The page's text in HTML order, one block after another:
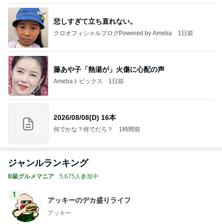
悲しすぎて立ち直れない。
クロオフィシャルブログPowered by Ameba 1日前
藤あや子「熱湯が」火傷に心配の声
Amebaトピックス 1日前
2026/08/08(D) 16本
何でかな？何でだろ？ 1時間前
ジャンルランキング
B級グルメマニア 5,675人参加中
1
アッキーのデカ盛りライフ
アッキー